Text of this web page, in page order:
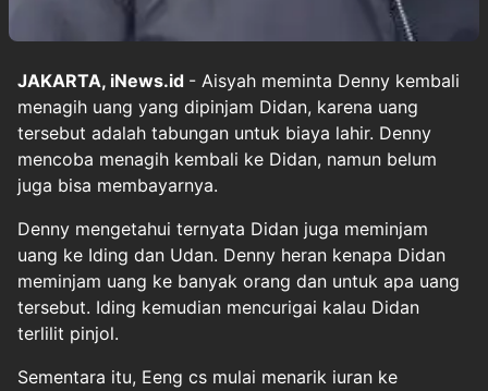
JAKARTA, iNews.id - Aisyah meminta Denny kembali
menagih uang yang dipinjam Didan, karena uang
tersebut adalah tabungan untuk biaya lahir. Denny
mencoba menagih kembali ke Didan, namun belum
juga bisa membayarnya.
Denny mengetahui ternyata Didan juga meminjam
uang ke Iding dan Udan. Denny heran kenapa Didan
meminjam uang ke banyak orang dan untuk apa uang
tersebut. Iding kemudian mencurigai kalau Didan
terlilit pinjol.
Sementara itu, Eeng cs mulai menarik iuran ke